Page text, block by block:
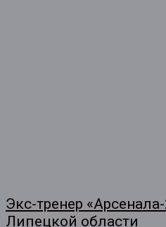
Экс-тренер
Липецкой области